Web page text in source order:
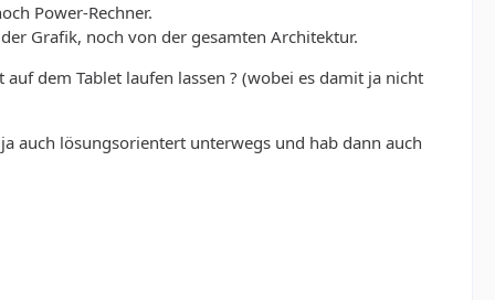
Power-Rechner.
Grafik, noch von der gesamten Architektur.
dem Tablet laufen lassen ? (wobei es damit ja nicht
auch lösungsorientert unterwegs und hab dann auch